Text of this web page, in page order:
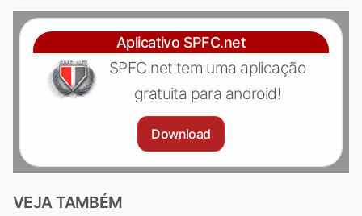
Aplicativo SPFC.net
SPFC.net tem uma aplicação
gratuita para android!
Download
VEJA TAMBÉM